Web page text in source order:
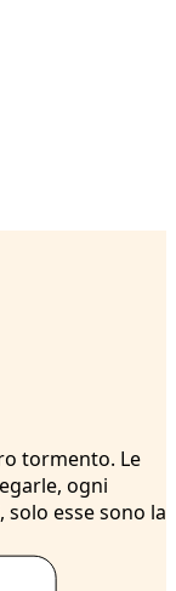
tormento. Le
ogni
esse sono la